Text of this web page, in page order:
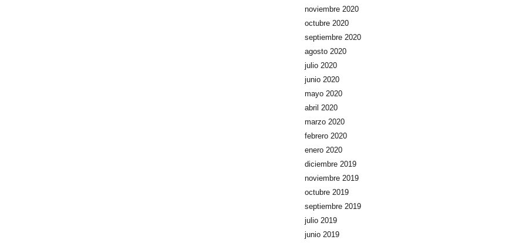
noviembre 2020
octubre 2020
septiembre 2020
agosto 2020
julio 2020
junio 2020
mayo 2020
abril 2020
marzo 2020
febrero 2020
enero 2020
diciembre 2019
noviembre 2019
octubre 2019
septiembre 2019
julio 2019
junio 2019